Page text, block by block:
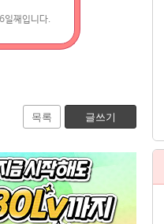
째입니다.
목록 글쓰기